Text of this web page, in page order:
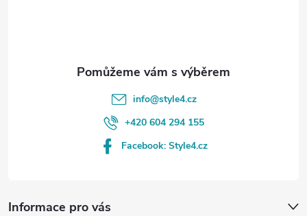
Informace pro vás
info@style4.cz
+420 604 294 155
Facebook: Style4.cz